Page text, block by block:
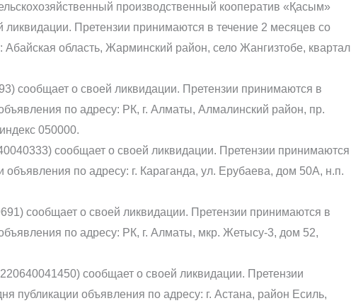
производственный кооператив «Қасым»
Претензии принимаются в течение 2 месяцев со
область, Жарминский район, село Жангизтобе, квартал
сообщает о своей ликвидации. Претензии принимаются в
по адресу: РК, г. Алматы, Алмалинский район, пр.
050000.
сообщает о своей ликвидации. Претензии принимаются
объявления по адресу: г. Караганда, ул. Ерубаева, дом 50А, н.п.
сообщает о своей ликвидации. Претензии принимаются в
по адресу: РК, г. Алматы, мкр. Жетысу-3, дом 52,
сообщает о своей ликвидации. Претензии
публикации объявления по адресу: г. Астана, район Есиль,